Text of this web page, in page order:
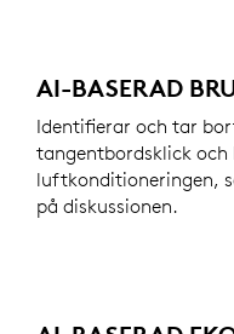
AI-BASERAD
Identifierar och tar
tangentbordsklick
luftkonditioneringen,
på diskussionen.